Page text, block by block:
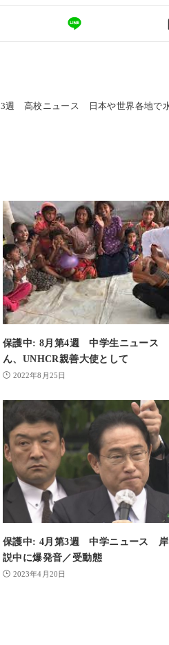
週 高校ニュース 日本や世界各地で
保護中: 8月第4週 中学生ニュース
ん、UNHCR親善大使として
2022年8月25日
保護中: 4月第3週 中学ニュース 岸
説中に爆発音／受動態
2023年4月20日